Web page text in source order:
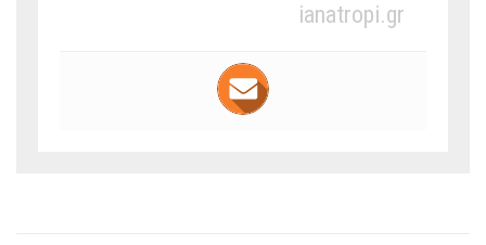
ianatropi.gr